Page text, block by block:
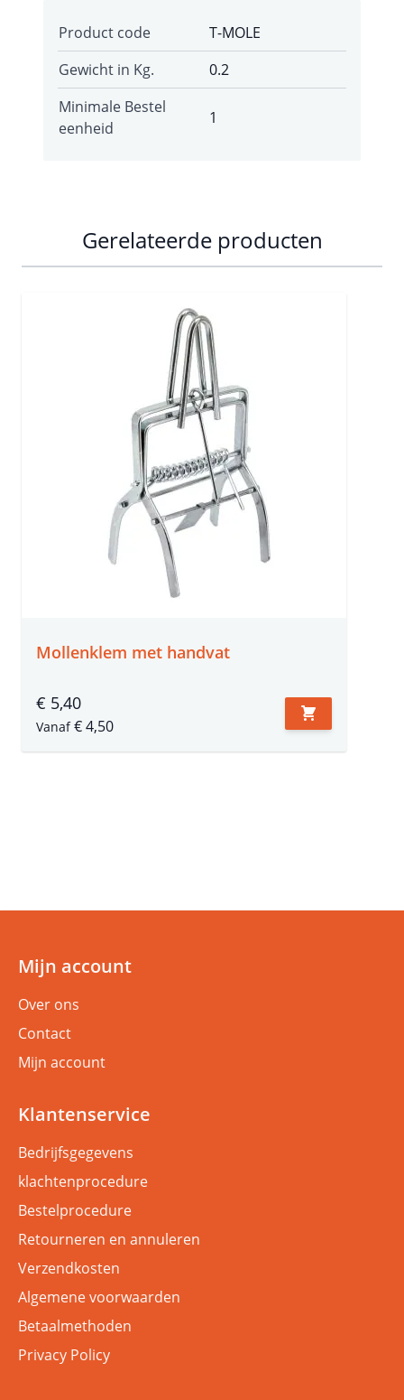
Product code
T-MOLE
Gewicht in Kg.
0.2
Minimale Bestel
eenheid
1
Gerelateerde producten
Mollenklem met handvat
€ 5,40
Vanaf € 4,50
Mijn account
Over ons
Contact
Mijn account
Klantenservice
Bedrijfsgegevens
klachtenprocedure
Bestelprocedure
Retourneren en annuleren
Verzendkosten
Algemene voorwaarden
Betaalmethoden
Privacy Policy